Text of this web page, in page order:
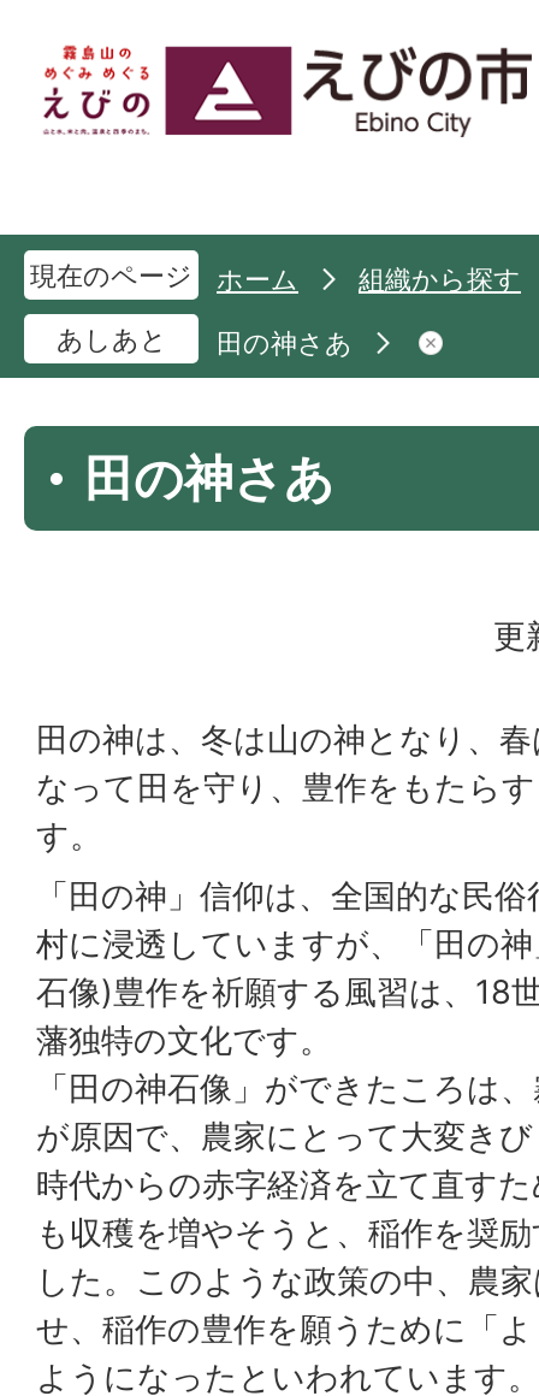
現在のページ ホーム
組織から探す
あしあと
田の神さあ
田の神さあ
更
田の神は、冬は山の神となり、
なって田を守り、豊作をもたら
す。
「田の神」信仰は、全国的な民
村に浸透していますが、「田の
石像)豊作を祈願する風習は、18
藩独特の文化です。
「田の神石像」ができたころは
が原因で、農家にとって大変き
時代からの赤字経済を立て直す
も収穫を増やそうと、稲作を奨
した。このような政策の中、農
せ、稲作の豊作を願うために「
ようになったといわれています。